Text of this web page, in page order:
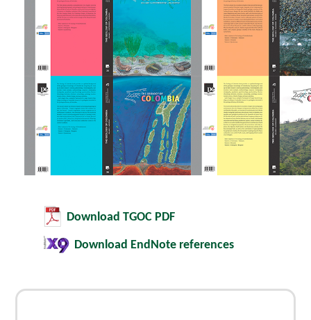
Download TGOC PDF
Download EndNote references